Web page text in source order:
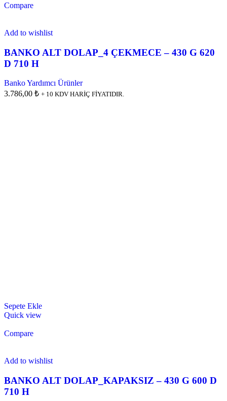
Compare
Add to wishlist
BANKO ALT DOLAP_4 ÇEKMECE – 430 G 620
D 710 H
Banko Yardımcı Ürünler
3.786,00 ₺ + 10 KDV HARİÇ FİYATIDIR.
Sepete Ekle
Quick view
Compare
Add to wishlist
BANKO ALT DOLAP_KAPAKSIZ – 430 G 600 D
710 H